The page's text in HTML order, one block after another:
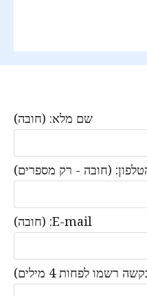
שם מלא: (חובה)
(חובה - רק מספרים)
E-mail: (חובה)
לפחות 4 מילים)